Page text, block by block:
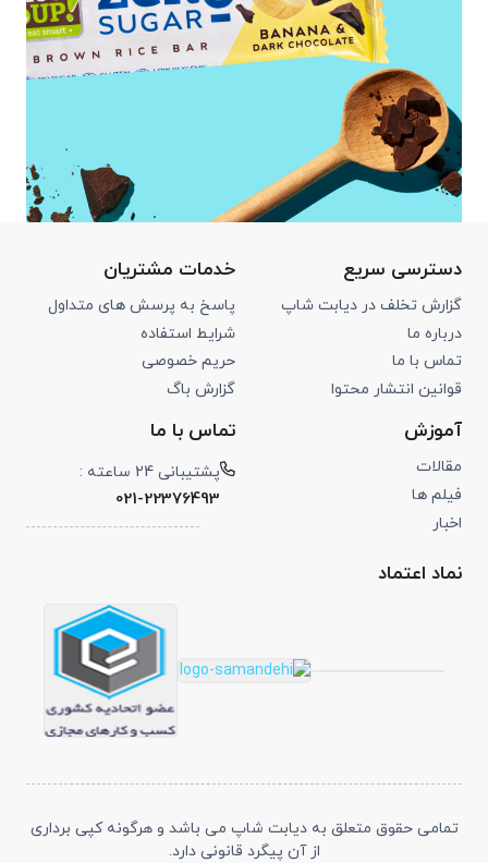
دسترسی سریع
گزارش تخلف در دیابت شاپ
درباره ما
تماس با ما
قوانین انتشار محتوا
خدمات مشتریان
پاسخ به پرسش های متداول
شرایط استفاده
حریم خصوصی
گزارش باگ
آموزش
مقالات
فیلم ها
اخبار
تماس با ما
پشتیبانی 24 ساعته :
021-22376493
نماد اعتماد
تمامی حقوق متعلق به دیابت شاپ می باشد و هرگونه کپی برداری
از آن پیگرد قانونی دارد.